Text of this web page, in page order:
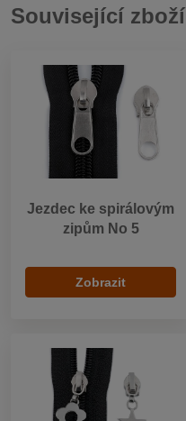
Související zboží
Jezdec ke spirálovým
zipům No 5
Zobrazit